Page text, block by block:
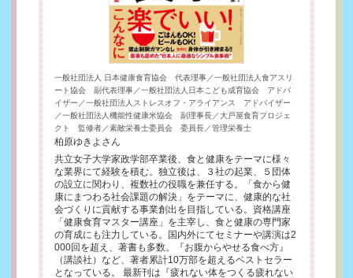
一般社団法人 日本健康食育協会 代表理事／一般社団法人食アスリ
ート協会 副代表理事／一般社団法人日本こども成育協会 アドバ
イザー／一般社団法人ストレスオフ・アライアンス アドバイザー
／一般社団法人機能性健康米協会 副理事長／大戸屋食育プロジェ
クト 監修者／素敵栄養士委員会 委員長／管理栄養士
柏原ゆきよさん
共立女子大学家政学部卒業後、食と健康をテーマに様々
な業界にて経験を積む。独立後は、３社の起業、５団体
の設立に関わり、複数社の役職を兼任する。「食から健
康にまつわる社会課題の解決」をテーマに、健康的な社
会づくりに貢献する事業創出を目指している。資格講座
「健康食育マスター講座」を主宰し、食と健康の専門家
の育成にも注力している。国内外にてセミナーや講演は2
000回を超え、著書も多数。『お腹からやせる食べ方』
（講談社）など、著者累計10万部を超えるベストセラー
となっている。 最新刊は『疲れない体をつくる疲れない